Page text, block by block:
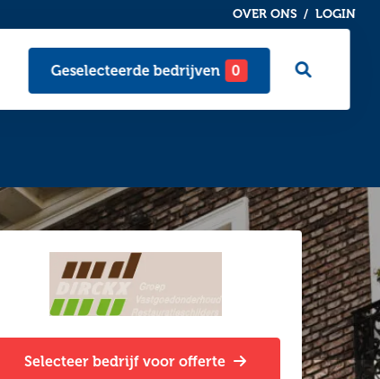
OVER ONS LOGIN
Geselecteerde bedrijven 0
Ga
Selecteer bedrijf voor offerte